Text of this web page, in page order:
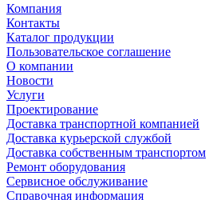
Компания
Контакты
Каталог продукции
Пользовательское соглашение
О компании
Новости
Услуги
Проектирование
Доставка транспортной компанией
Доставка курьерской службой
Доставка собственным транспортом
Ремонт оборудования
Сервисное обслуживание
Справочная информация